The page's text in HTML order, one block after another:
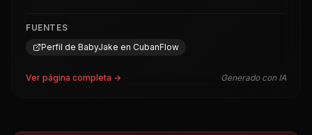
FUENTES
Perfil de BabyJake en CubanFlow
Ver página completa → Generado con IA